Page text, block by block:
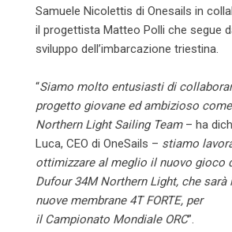
Samuele Nicolettis di Onesails in
il progettista Matteo Polli che segue
sviluppo dell’imbarcazione triestina.
“Siamo molto entusiasti di
progetto giovane ed ambizioso
Northern Light Sailing Team– ha
Luca, CEO di OneSails – stiamo
ottimizzare al meglio il nuovo gioco
Dufour 34M Northern Light, che
nuove membrane 4T FORTE, per
il Campionato Mondiale ORC”.